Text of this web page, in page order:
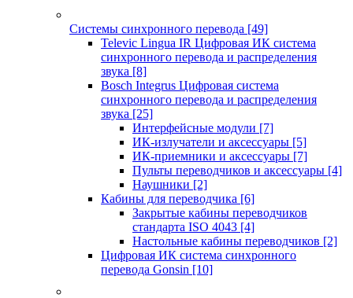
Системы синхронного перевода [49]
Televic Lingua IR Цифровая ИК система
синхронного перевода и распределения
звука [8]
Bosch Integrus Цифровая система
синхронного перевода и распределения
звука [25]
Интерфейсные модули [7]
ИК-излучатели и аксессуары [5]
ИК-приемники и аксессуары [7]
Пульты переводчиков и аксессуары [4]
Наушники [2]
Кабины для переводчика [6]
Закрытые кабины переводчиков
стандарта ISO 4043 [4]
Настольные кабины переводчиков [2]
Цифровая ИК система синхронного
перевода Gonsin [10]